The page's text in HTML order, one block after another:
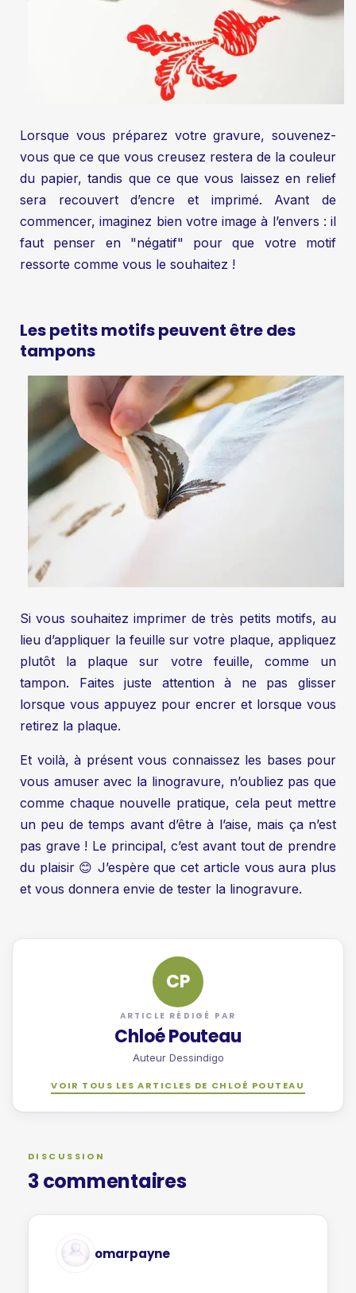
Lorsque vous préparez votre gravure, souvenez-
vous que ce que vous creusez restera de la couleur
du papier, tandis que ce que vous laissez en relief
sera recouvert d’encre et imprimé. Avant de
commencer, imaginez bien votre image à l’envers : il
faut penser en "négatif" pour que votre motif
ressorte comme vous le souhaitez !
Les petits motifs peuvent être des
tampons
Si vous souhaitez imprimer de très petits motifs, au
lieu d’appliquer la feuille sur votre plaque, appliquez
plutôt la plaque sur votre feuille, comme un
tampon. Faites juste attention à ne pas glisser
lorsque vous appuyez pour encrer et lorsque vous
retirez la plaque.
Et voilà, à présent vous connaissez les bases pour
vous amuser avec la linogravure, n’oubliez pas que
comme chaque nouvelle pratique, cela peut mettre
un peu de temps avant d’être à l’aise, mais ça n’est
pas grave ! Le principal, c’est avant tout de prendre
du plaisir 😊 J’espère que cet article vous aura plus
et vous donnera envie de tester la linogravure.
CP
ARTICLE RÉDIGÉ PAR
Chloé Pouteau
Auteur Dessindigo
VOIR TOUS LES ARTICLES DE CHLOÉ POUTEAU
DISCUSSION
3 commentaires
omarpayne